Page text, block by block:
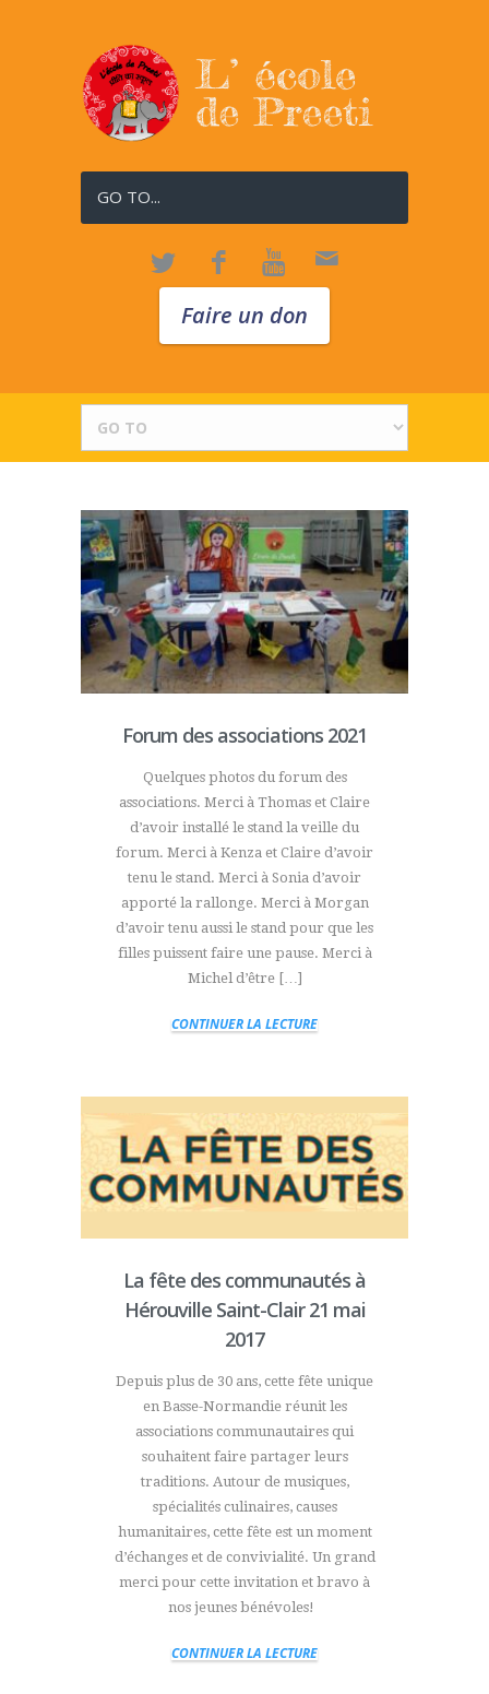
GO TO...
Faire un don
Forum des associations 2021
Quelques photos du forum des
associations. Merci à Thomas et Claire
d’avoir installé le stand la veille du
forum. Merci à Kenza et Claire d’avoir
tenu le stand. Merci à Sonia d’avoir
apporté la rallonge. Merci à Morgan
d’avoir tenu aussi le stand pour que les
filles puissent faire une pause. Merci à
Michel d’être […]
CONTINUER LA LECTURE
La fête des communautés à
Hérouville Saint-Clair 21 mai
2017
Depuis plus de 30 ans, cette fête unique
en Basse-Normandie réunit les
associations communautaires qui
souhaitent faire partager leurs
traditions. Autour de musiques,
spécialités culinaires, causes
humanitaires, cette fête est un moment
d’échanges et de convivialité. Un grand
merci pour cette invitation et bravo à
nos jeunes bénévoles!
CONTINUER LA LECTURE